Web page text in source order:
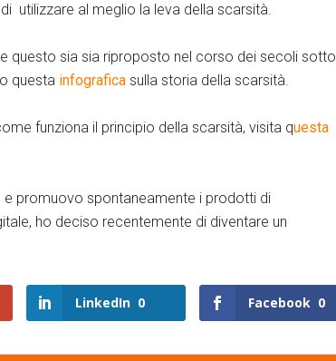
utilizzare al meglio la leva della scarsità.
questo sia sia riproposto nel corso dei secoli sotto
questa infografica sulla storia della scarsità.
funziona il principio della scarsità, visita questa
promuovo spontaneamente i prodotti di
ho deciso recentemente di diventare un
LinkedIn 0 Facebook 0